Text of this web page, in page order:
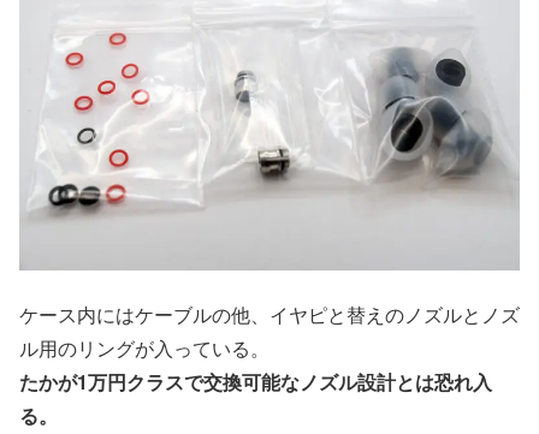
ケース内にはケーブルの他、イヤピと替えのノズルとノズ
ル用のリングが入っている。
たかが1万円クラスで交換可能なノズル設計とは恐れ入
る。